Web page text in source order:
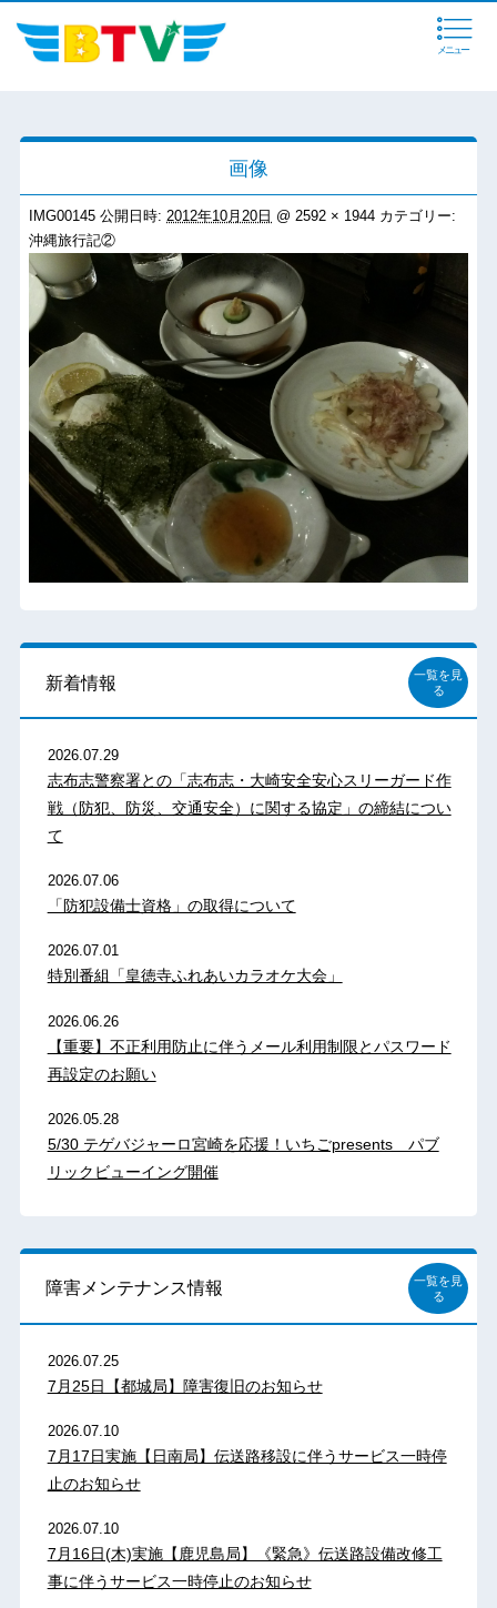
メニュー
画像
IMG00145公開日時: 2012年10月20日 @2592 × 1944 カテゴリー:
沖縄旅行記②
新着情報
一覧を見
る
2026.07.29
志布志警察署との「志布志・大崎安全安心スリーガード作
戦（防犯、防災、交通安全）に関する協定」の締結につい
て
2026.07.06
「防犯設備士資格」の取得について
2026.07.01
特別番組「皇徳寺ふれあいカラオケ大会」
2026.06.26
【重要】不正利用防止に伴うメール利用制限とパスワード
再設定のお願い
2026.05.28
5/30 テゲバジャーロ宮崎を応援！いちごpresents パブ
リックビューイング開催
障害メンテナンス情報
一覧を見
る
2026.07.25
7月25日【都城局】障害復旧のお知らせ
2026.07.10
7月17日実施【日南局】伝送路移設に伴うサービス一時停
止のお知らせ
2026.07.10
7月16日(木)実施【鹿児島局】《緊急》伝送路設備改修工
事に伴うサービス一時停止のお知らせ